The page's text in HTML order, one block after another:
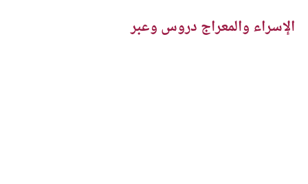
الإسراء والمعراج دروس وعبر